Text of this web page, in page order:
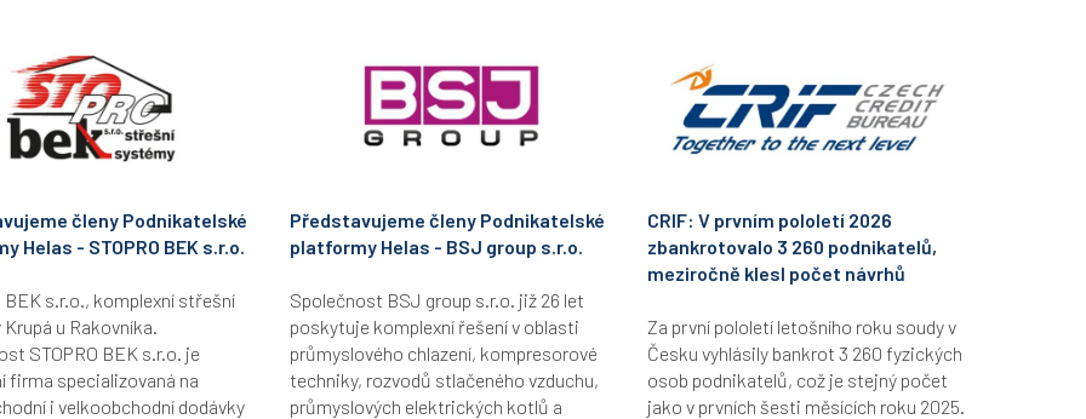
členy Podnikatelské
Helas - STOPRO BEK s.r.o.
BEK s.r.o., komplexní střešní
u Rakovníka.
STOPRO BEK s.r.o. je
firma specializovaná na
i velkoobchodní dodávky
Představujeme členy Podnikatelské
platformy Helas - BSJ group s.r.o.
Společnost BSJ group s.r.o. již 26 let
poskytuje komplexní řešení v oblasti
průmyslového chlazení, kompresorové
techniky, rozvodů stlačeného vzduchu,
průmyslových elektrických kotlů a
CRIF: V prvním pololetí 2026
zbankrotovalo 3 260 podnikatelů,
meziročně klesl počet návrhů
Za první pololetí letošního roku soudy v
Česku vyhlásily bankrot 3 260 fyzických
osob podnikatelů, což je stejný počet
jako v prvních šesti měsících roku 2025.